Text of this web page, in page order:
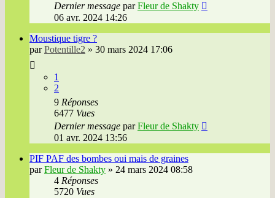
Dernier message parFleur de Shakty
06 avr. 2024 14:26
Moustique tigre ?
parPotentille2 » 30 mars 2024 17:06
1
2
9 Réponses
6477 Vues
Dernier message parFleur de Shakty
01 avr. 2024 13:56
PIF PAF des bombes oui mais de graines
parFleur de Shakty » 24 mars 2024 08:58
4 Réponses
5720 Vues